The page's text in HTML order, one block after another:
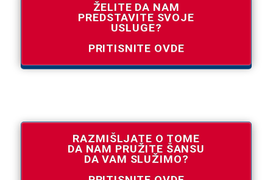
ŽELITE DA NAM
PREDSTAVITE SVOJE
USLUGE?
PRITISNITE OVDE
RAZMIŠLJATE O TOME
DA NAM PRUŽITE ŠANSU
DA VAM SLUŽIMO?